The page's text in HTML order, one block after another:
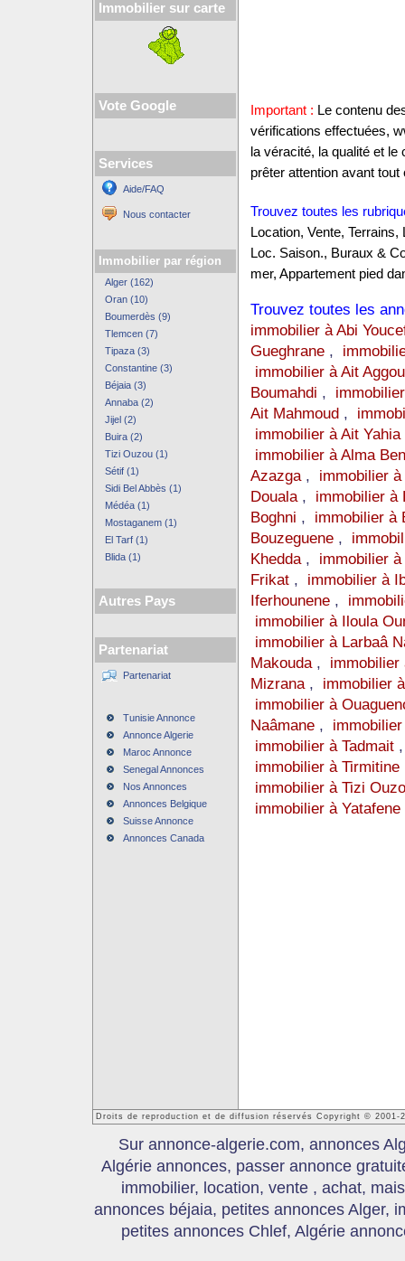
Immobilier sur carte
Vote Google
Services
Aide/FAQ
Nous contacter
Immobilier par région
Alger (162)
Oran (10)
Boumerdès (9)
Tlemcen (7)
Tipaza (3)
Constantine (3)
Béjaia (3)
Annaba (2)
Jijel (2)
Buira (2)
Tizi Ouzou (1)
Sétif (1)
Sidi Bel Abbès (1)
Médéa (1)
Mostaganem (1)
El Tarf (1)
Blida (1)
Autres Pays
Partenariat
Partenariat
Tunisie Annonce
Annonce Algerie
Maroc Annonce
Senegal Annonces
Nos Annonces
Annonces Belgique
Suisse Annonce
Annonces Canada
Important : Le contenu
vérifications effectuées,
la véracité, la qualité et
prêter attention avant tout
Trouvez toutes les
Location, Vente,
Loc. Saison., Buraux &
mer, Appartement pied
Trouvez toutes les
immobilier à Abi
Gueghrane,
immobilier à Ait
Boumahdi ,
Ait Mahmoud,
immobilier à Ait Yahia
immobilier à Alma
Azazga, immobilier
Douala, immobilier à
Boghni , immobilier à
Bouzeguene,
Khedda, immobilier
Frikat, immobilier à
Iferhounene,
immobilier à Iloula
immobilier à Larbaâ
Makouda, immobilier
Mizrana, immobilier
immobilier à
Naâmane,
immobilier à Tadmait
immobilier à Tirmitine
immobilier à Tizi
immobilier à Yatafene
Droits de reproduction et de diffusion réservés Copyright © 2001-
Sur annonce-algerie.com, annonces
Algérie annonces, passer annonce
immobilier, location, vente , achat,
annonces béjaia, petites annonces Alger,
petites annonces Chlef, Algérie